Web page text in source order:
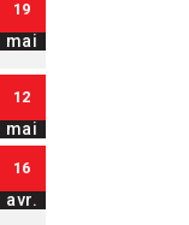
19
mai
12
mai
16
avr.